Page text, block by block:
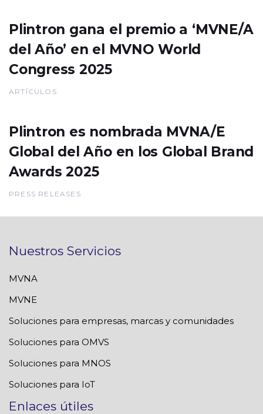
Plintron gana el premio a ‘MVNE/A
del Año’ en el MVNO World
Congress 2025
ARTÍCULOS
Plintron es nombrada MVNA/E
Global del Año en los Global Brand
Awards 2025
PRESS RELEASES
Nuestros Servicios
MVNA
MVNE
Soluciones para empresas, marcas y comunidades
Soluciones para OMVS
Soluciones para MNOS
Soluciones para IoT
Enlaces útiles